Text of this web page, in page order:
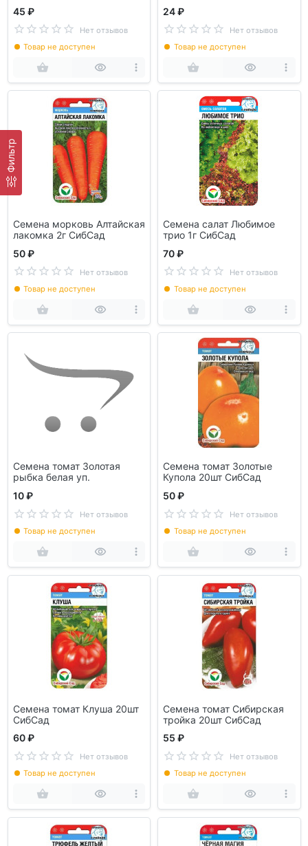
Фильтр
45 ₽
Нет отзывов
Товар не доступен
24 ₽
Нет отзывов
Товар не доступен
Семена морковь Алтайская
лакомка 2г СибСад
50 ₽
Нет отзывов
Товар не доступен
Семена салат Любимое
трио 1г СибСад
70 ₽
Нет отзывов
Товар не доступен
Семена томат Золотая
рыбка белая уп.
10 ₽
Нет отзывов
Товар не доступен
Семена томат Золотые
Купола 20шт СибСад
50 ₽
Нет отзывов
Товар не доступен
Семена томат Клуша 20шт
СибСад
60 ₽
Нет отзывов
Товар не доступен
Семена томат Сибирская
тройка 20шт СибСад
55 ₽
Нет отзывов
Товар не доступен